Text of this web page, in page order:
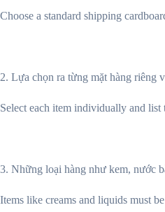
Choose a standard shipping
2. Lựa chọn ra từng mặt hàng riêng
Select each item individually and
3. Những loại hàng như kem, nước
Items like creams and liquids must